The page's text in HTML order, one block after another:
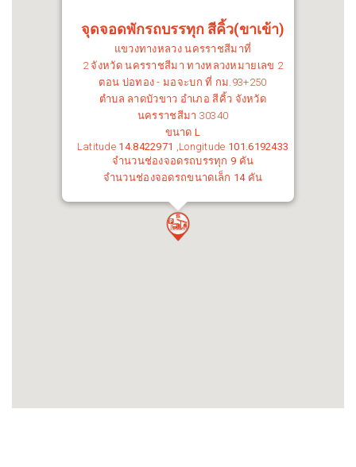
จุดจอดพักรถบรรทุก สีคิ้ว(ขาเข้า)
แขวงทางหลวงนครราชสีมาที่
2จังหวัดนครราชสีมาทางหลวงหมายเลข 2
ตอน บ่อทอง - มอจะบก ที่ กม. 93+250
ตำบล ลาดบัวขาว อำเภอ สีคิ้ว จังหวัด
นครราชสีมา 30340
ขนาดL
Latitude 14.8422971 ,Longitude 101.6192433
จำนวนช่องจอดรถบรรทุก 9 คัน
จำนวนช่องจอดรถขนาดเล็ก 14คัน